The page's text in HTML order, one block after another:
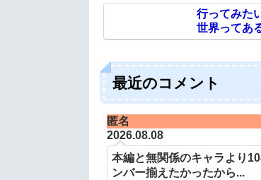
行ってみた
世界ってあ
最近のコメント
匿名
2026.08.08
本編と無関係のキャラより
ンバー揃えたかったから...